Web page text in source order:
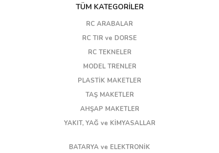
TÜM KATEGORİLER
RC ARABALAR
RC TIR ve DORSE
RC TEKNELER
MODEL TRENLER
PLASTİK MAKETLER
TAŞ MAKETLER
AHŞAP MAKETLER
YAKIT, YAĞ ve KİMYASALLAR
BATARYA ve ELEKTRONİK